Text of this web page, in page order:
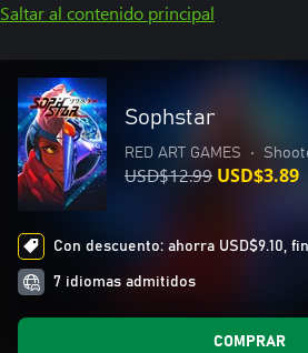
Saltar al contenido principal
Sophstar
RED ART GAMES •
USD$12.99 USD$3.89
Con descuento: ahorra USD$9.10,
7 idiomas admitidos
COMPRAR